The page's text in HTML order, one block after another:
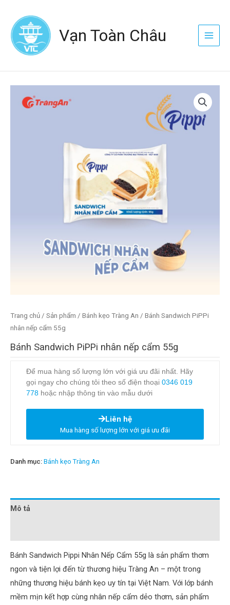
dung
Vạn Toàn Châu
Menu
Trang chủ / Sản phẩm / Bánh kẹo Tràng An / Bánh Sandwich PiPPi
nhân nếp cẩm 55g
Bánh Sandwich PiPPi nhân nếp cẩm 55g
Để mua hàng số lượng lớn với giá ưu đãi nhất. Hãy
gọi ngay cho chúng tôi theo số điện thoại 0346 019
778 hoặc nhập thông tin vào mẫu dưới
Liên hệ
Mua hàng số lượng lớn với giá ưu đãi
Danh mục: Bánh kẹo Tràng An
Mô tả
Bánh Sandwich Pippi Nhân Nếp Cẩm 55g là sản phẩm thơm
ngon và tiện lợi đến từ thương hiệu Tràng An – một trong
những thương hiệu bánh kẹo uy tín tại Việt Nam. Với lớp bánh
mềm mịn kết hợp cùng nhân nếp cẩm dẻo thơm, sản phẩm